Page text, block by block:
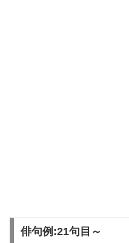
俳句例:21句目～